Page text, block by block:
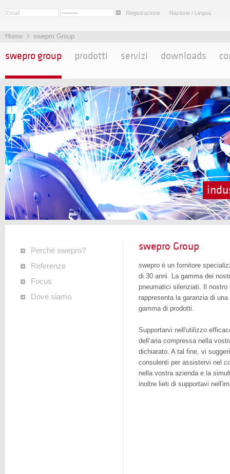
Registrazione Nazione / Lingua
Home swepro Group
swepro group prodotti servizi downloads
Perché swepro?
Referenze
Focus
Dove siamo
swepro Group
swepro è un fornitore
di 30 anni. La gamma dei
pneumatici silenziati. Il
rappresenta la garanzia di
gamma di prodotti.
Supportarvi nell'utilizzo
dell’aria compressa nella
dichiarato. A tal fine, vi
consulenti per assistervi nel
nella vostra azienda e la
inoltre lieti di supportavi